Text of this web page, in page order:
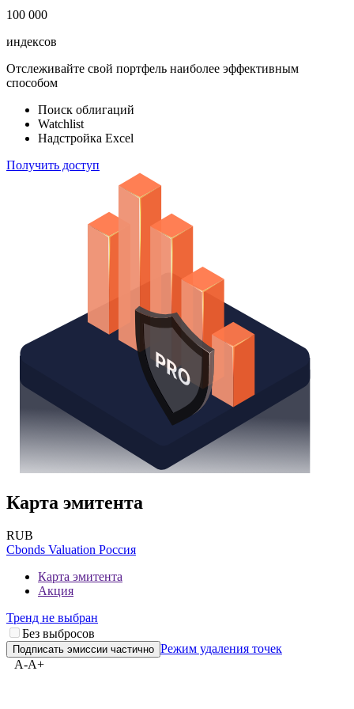
100 000
индексов
Отслеживайте свой портфель наиболее эффективным
способом
Поиск облигаций
Watchlist
Надстройка Excel
Получить доступ
Карта эмитента
RUB
Cbonds Valuation Россия
Карта эмитента
Акция
Тренд не выбран
Без выбросов
Режим удаления точек